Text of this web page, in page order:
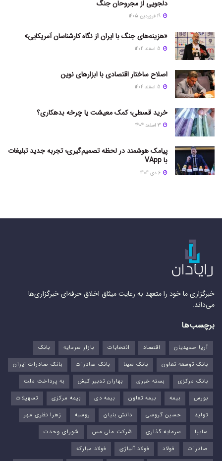
دلجویی از مجروحان جنگ
«هزینه‌های جنگ با ایران از نگاه کارشناسان آمریکایی»
اصلاح ساختار اقتصادی با ابزارهای نوین
خرید قسطی؛ کمک معیشت یا چرخه بدهکاری؟
پیامک هوشمند در لحظه تصمیم‌گیری؛ تجربه جدید تبلیغات
با VApp
خبرگزاری ما خود را متعهد به رعایت میثاق اخلاق حرفه‌ای خبرگزاری‌ها
می‌داند.
برچسب‌ها
آریا حمیدیان اقتصاد انتخابات بازار سرمایه
بانک
بانک توسعه تعاون
بانک سینا بانک صادرات
بانک صادرات ایران
بانک مرکزی
بسته خبری بهاران تدبیر کیش
به پرداخت ملت
بورس‌
بیمه بیمه تعاون بیمه دی بیمه مرکزی
تسهیلات
تولید
حسین گروسی دانش بنیان روسیه
زهرا نظری مهر
سایپا
سرمایه گذاری شرکت ملی مس
شورای وحدت
صادرات
فولاد فولاد آلیاژی فولاد مبارکه